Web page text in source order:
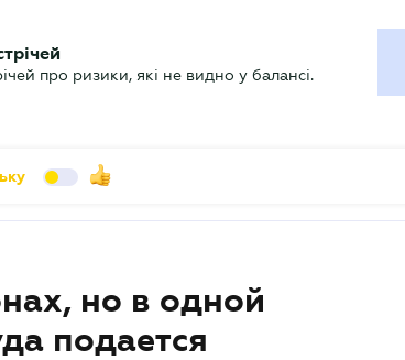
про ризики, які не видно у балансі.
но в одной
подается